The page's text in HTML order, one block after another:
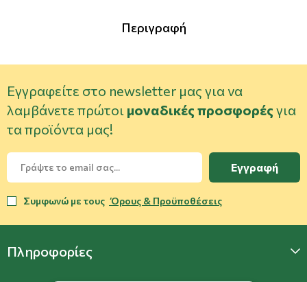
Περιγραφή
Εγγραφείτε στο newsletter μας για να
λαμβάνετε πρώτοι μοναδικές προσφορές για
τα προϊόντα μας!
Εγγραφή
Συμφωνώ με τους Όρους & Προϋποθέσεις
Πληροφορίες